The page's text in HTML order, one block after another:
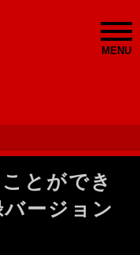
MENU
とができ
ージョン